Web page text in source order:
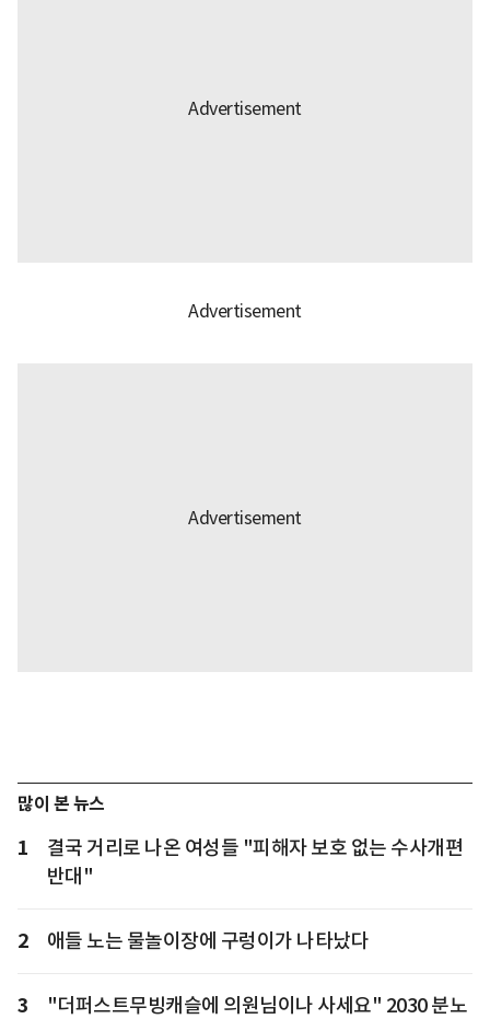
많이 본 뉴스
1
결국 거리로 나온 여성들 "피해자 보호 없는 수사개편
반대"
2 애들 노는 물놀이장에 구렁이가 나타났다
3
"더퍼스트무빙캐슬에 의원님이나 사세요" 2030 분노